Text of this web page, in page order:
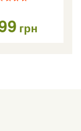
грн